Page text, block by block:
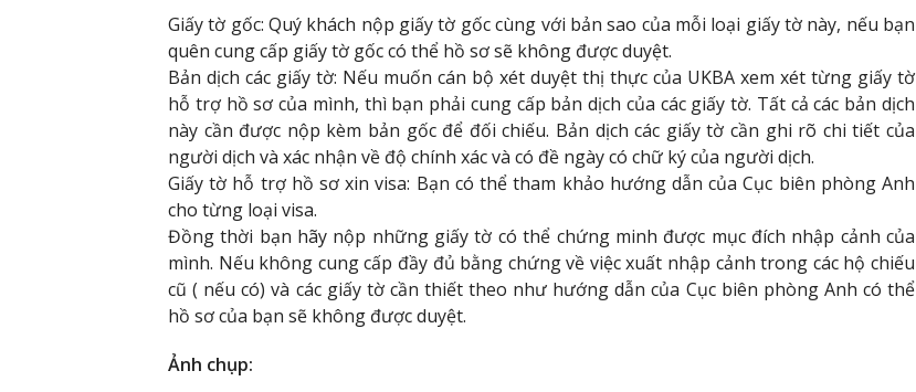
Giấy tờ gốc: Quý khách nộp giấy tờ gốc cùng với bản sao của mỗi loại giấy tờ này, nếu bạn
quên cung cấp giấy tờ gốc có thể hồ sơ sẽ không được duyệt.
Bản dịch các giấy tờ: Nếu muốn cán bộ xét duyệt thị thực của UKBA xem xét từng giấy tờ
hỗ trợ hồ sơ của mình, thì bạn phải cung cấp bản dịch của các giấy tờ. Tất cả các bản dịch
này cần được nộp kèm bản gốc để đối chiếu. Bản dịch các giấy tờ cần ghi rõ chi tiết của
người dịch và xác nhận về độ chính xác và có đề ngày có chữ ký của người dịch.
Giấy tờ hỗ trợ hồ sơ xin visa: Bạn có thể tham khảo hướng dẫn của Cục biên phòng Anh
cho từng loại visa.
Đồng thời bạn hãy nộp những giấy tờ có thể chứng minh được mục đích nhập cảnh của
mình. Nếu không cung cấp đầy đủ bằng chứng về việc xuất nhập cảnh trong các hộ chiếu
cũ ( nếu có) và các giấy tờ cần thiết theo như hướng dẫn của Cục biên phòng Anh có thể
hồ sơ của bạn sẽ không được duyệt.
Ảnh chụp: